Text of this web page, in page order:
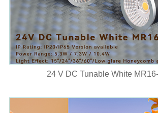
24 V DC Tunable White